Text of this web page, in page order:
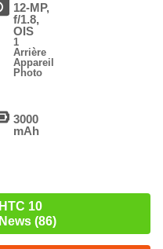
12-MP,
f/1.8,
OIS
1
Arrière
Appareil
Photo
3000
mAh
HTC 10
News (86)